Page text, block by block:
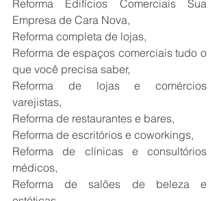
Reforma Edifícios Comerciais Sua
Empresa de Cara Nova,
Reforma completa de lojas,
Reforma de espaços comerciais tudo o
que você precisa saber,
Reforma de lojas e comércios
varejistas,
Reforma de restaurantes e bares,
Reforma de escritórios e coworkings,
Reforma de clínicas e consultórios
médicos,
Reforma de salões de beleza e